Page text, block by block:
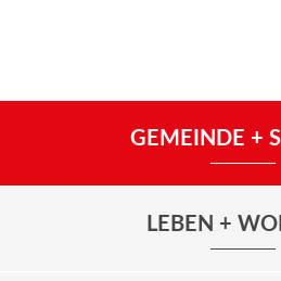
GEMEINDE +
LEBEN +